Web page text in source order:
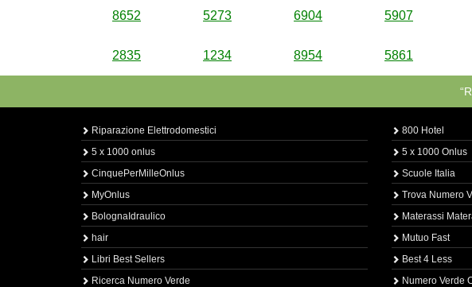
8652 5273 6904 5907
2835 1234 8954 5861
Riparazione Elettrodomestici
5 x 1000 onlus
CinquePerMilleOnlus
MyOnlus
BolognaIdraulico
hair
Libri Best Sellers
Ricerca Numero Verde
800 Hotel
5 x 1000 Onlus
Scuole Italia
Trova Numero
Materassi
Mutuo Fast
Best 4 Less
Numero Verde